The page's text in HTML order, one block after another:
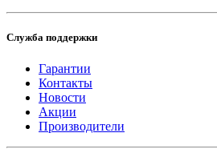
Служба поддержки
Гарантии
Контакты
Новости
Акции
Производители